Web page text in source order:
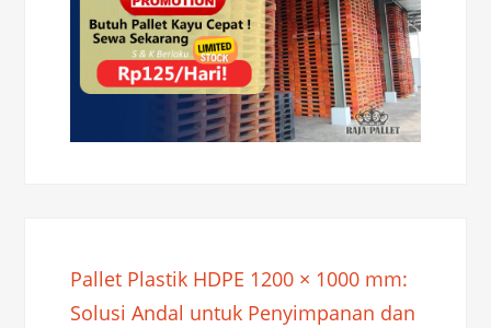
Pallet Plastik HDPE 1200 × 1000 mm:
Solusi Andal untuk Penyimpanan dan